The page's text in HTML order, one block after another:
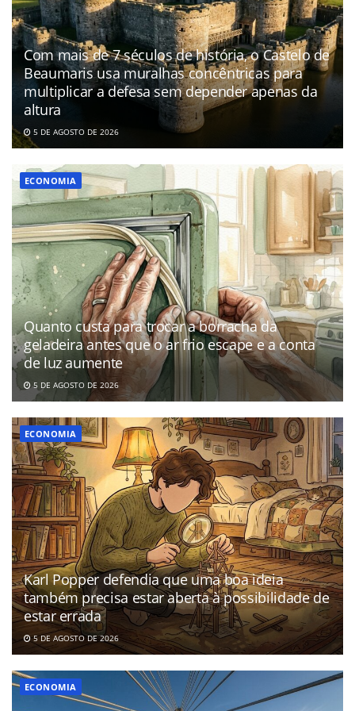
Com mais de 7 séculos de história, o Castelo de
Beaumaris usa muralhas concêntricas para
multiplicar a defesa sem depender apenas da
altura
5 DE AGOSTO DE 2026
ECONOMIA
Quanto custa para trocar a borracha da
geladeira antes que o ar frio escape e a conta
de luz aumente
5 DE AGOSTO DE 2026
ECONOMIA
Karl Popper defendia que uma boa ideia
também precisa estar aberta à possibilidade de
estar errada
5 DE AGOSTO DE 2026
ECONOMIA